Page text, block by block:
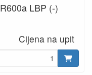
LBP (-)
Cijena na upit